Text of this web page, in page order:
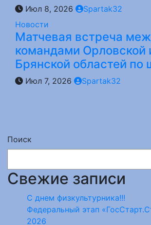
Июл 8, 2026
Spartak32
Новости
Матчевая встреча
командами Орловской
Брянской областей
Июл 7, 2026 Spartak32
Поиск
Свежие записи
С днем физкультурника!!!
Федеральный этап
2026